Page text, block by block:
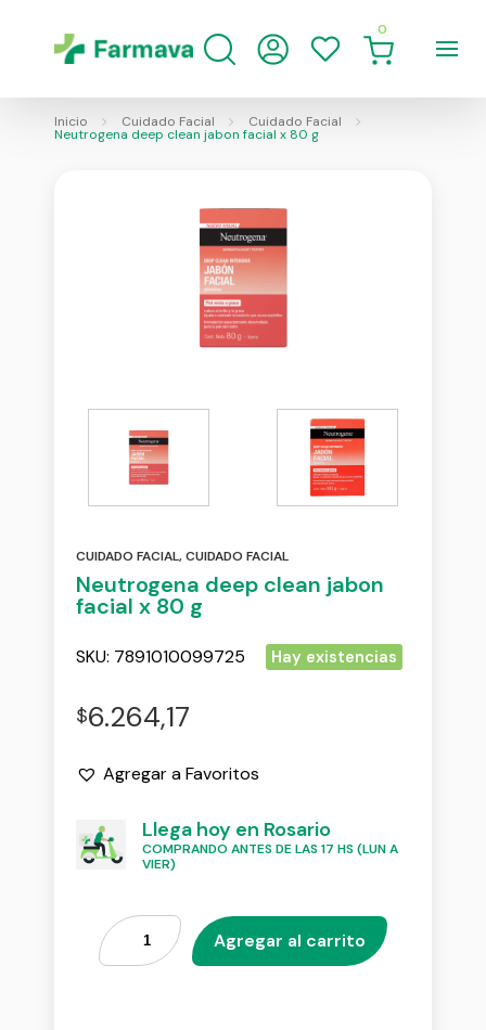
0
Inicio Cuidado Facial Cuidado Facial
Neutrogena deep clean jabon facial x 80 g
CUIDADO FACIAL,CUIDADO FACIAL
Neutrogena deep clean jabon
facial x 80 g
SKU: 7891010099725 Hay existencias
$6.264,17
Agregar a Favoritos
Llega hoy en Rosario
COMPRANDO ANTES DE LAS 17 HS (LUN A
VIER)
Agregar al carrito